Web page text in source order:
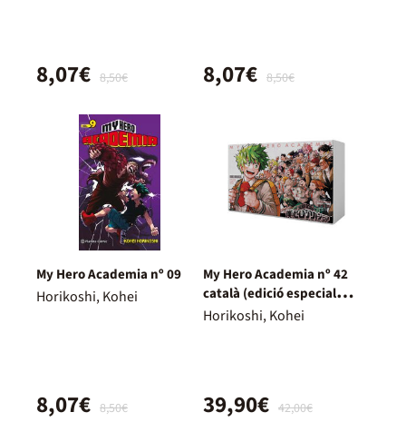
8,50€
8,07€ 8,50€
8,07€
My Hero Academia nº 09
Horikoshi, Kohei
8,50€
8,07€
My Hero Academia nº 42
català (edició especial
cofre)
Horikoshi, Kohei
42,00€
39,90€